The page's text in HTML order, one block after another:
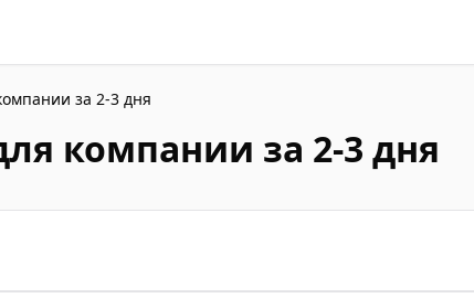
за 2-3 дня
компании за 2-3 дня